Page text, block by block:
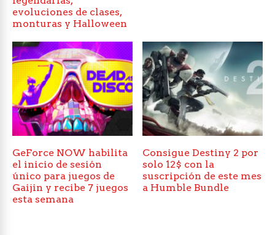
evoluciones de clases,
monturas y Halloween
GeForce NOW habilita
el inicio de sesión
único para juegos de
Gaijin y recibe 7 juegos
esta semana
Consigue Destiny 2 por
solo 12$ con la
suscripción de este mes
a Humble Bundle